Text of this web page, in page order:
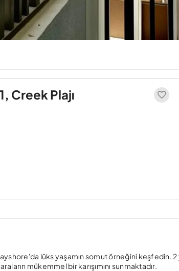
Creek Plajı
lüks yaşamın somut örneğini keşfedin.
mükemmel bir karışımını sunmaktadır.